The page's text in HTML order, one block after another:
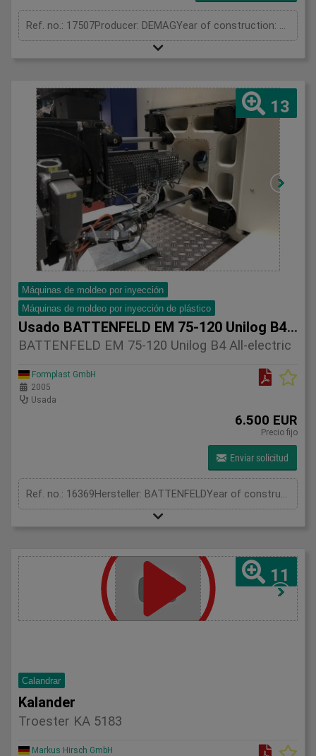
Ref. no.: 17507Producer: DEMAGYear of construction: 1998Clamping unitClamping force: 80 tonOpening stroke: 450 mmDistance between tie bars: 370 x 370 mmMould height min.: 200 mmPlaten size (h x v): 600 x 600 mmInjection unitScrew diameter: 35 mmInjection volume: 168 cm³Shot weight: 149 gInjection pressure: 2020 barMeasurements and weightDimensions: 4,1 x 1,4 x 2,0 mMachine weight: 3700 kg
13
Máquinas de moldeo por inyección
Máquinas de moldeo por inyección de plástico
Usado BATTENFELD EM 75-120 Unilog B4 Totalmente el
BATTENFELD EM 75-120 Unilog B4 All-electric
Formplast GmbH
2005
Usada
6.500 EUR
Precio fijo
Enviar solicitud
Ref. no.: 16369Hersteller: BATTENFELDYear of construction: 2005Clamping unitClamping force: 75 tonOpening stroke: 800 mmDistance between tie bars: 405 x 405 mmMould height min.: 150 mmMould height max.: 480 mmInjection unitScrew diameter: 18 mmInjection volume: 30 cm³Shot weight: 27 gInjection pressure: 2440 barMeasurements and weightDimensions: 4,5 x 1,7 x 2,0 mMachine weight: 4500 kgFurther information:BATTENFELD EM 75/120 UNILOG B4All-Electric Precision Injection Moulding MachineThe BATTENFELD EM 75/120 UNILOG B4 is a high-quality Austrian-made all-electric injection moulding machine. The BATTENFELD EM series was considered one of the most advanced servo-electric machine concepts of its time and was specifically designed for energy-efficient and highly precise production processes.All major machine movements are driven by modern servo motors, providing:* very low energy consumption* high repeatability and precision* smooth and quiet machine operation* low maintenance requirements* stable and accurate production performanceThe machine is especially suitable for:* technical plastic components* electronic parts* precision moulded products* small and medium-sized production runsCompared to conventional hydraulic machines, the all-electric technology offers significantly improved energy efficiency and process stability.Equipped with the reliable BATTENFELD UNILOG B4 control system, the machine provides:* user-friendly operation* precise process control* stable cycle times* accurate servo axis managementThe machine has approximately 69,094 operating hours and appears to be in clean and well-maintained condition. The photos clearly show:* a clean electrical cabinet* well-maintained mechanical components* properly kept servo-electric units* a clean injection unitThe BATTENFELD EM 75/120 UNILOG B4 is a reliable and energy-efficient solution for demanding plastic injection moulding applications.
11
Calandrar
Kalander
Troester KA 5183
Markus Hirsch GmbH